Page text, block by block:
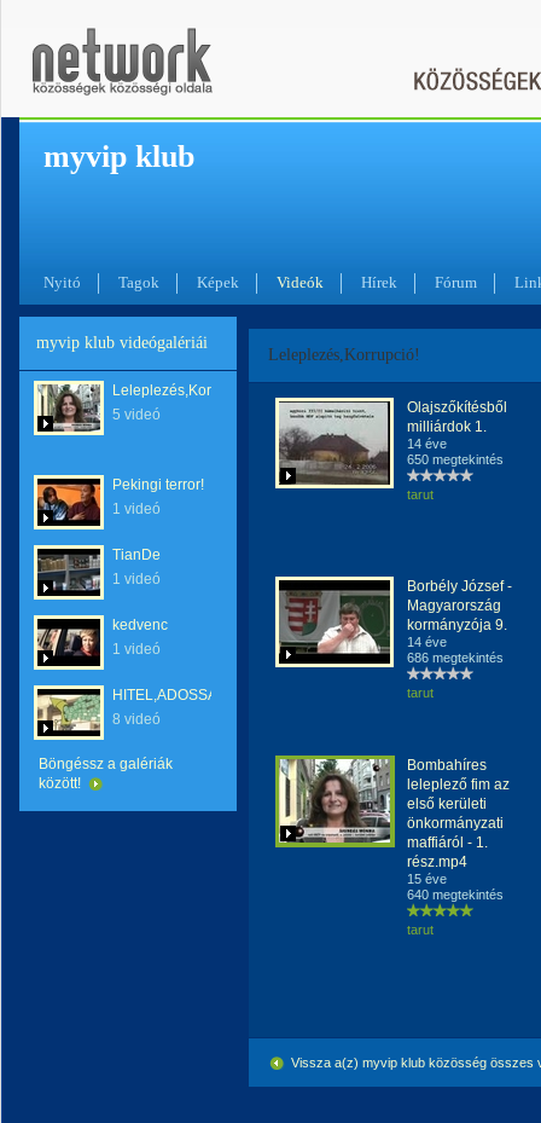
myvip klub
Nyitó Tagok Képek Videók Hírek Fórum
myvip klub videógalériái
Leleplezés,Korrupció!
5 videó
Pekingi terror!
1 videó
TianDe
1 videó
kedvenc
1 videó
HITEL,ADOSSÁG
8 videó
Böngéssz a galériák
között!
Leleplezés,Korrupció!
Olajszőkítésből
milliárdok 1.
14 éve
650 megtekintés
tarut
Borbély József -
Magyarország
kormányzója 9.
14 éve
686 megtekintés
tarut
Bombahíres
leleplező fim az
első kerületi
önkormányzati
maffiáról - 1.
rész.mp4
15 éve
640 megtekintés
tarut
Vissza a(z) myvip klub közösség összes